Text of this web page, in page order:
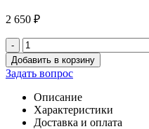
2 650 ₽
-
Количество
товара
Фонарь
задний
Патриот
прав.
Добавить в корзину
Задать вопрос
Описание
Характеристики
Доставка и оплата